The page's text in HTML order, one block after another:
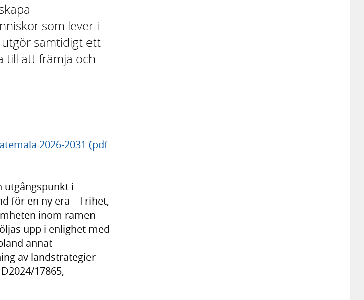
som lever i
samtidigt ett
till att främja och
2026-2031 (pdf
utgångspunkt i
för en ny era – Frihet,
inom ramen
upp i enlighet med
annat
av landstrategier
17865,